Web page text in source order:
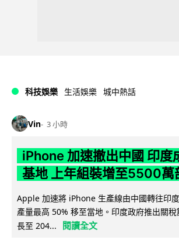
科技娛樂 生活娛樂 城中熱話
Vin 3 小時
iPhone 加速撤出中國 印度
基地 上年組裝增至5500萬
Apple 加速將 iPhone 生產線由中國轉往印
產量最高 50% 移至當地。印度政府推出關
長至 204...
閱讀全文